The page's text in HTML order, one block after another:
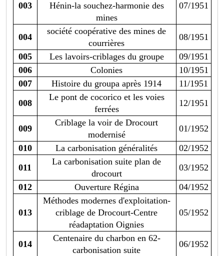
003
Hénin-la souchez-harmonie des
mines
07/1951
004
société coopérative des mines de
courrières
08/1951
005
Les lavoirs-criblages du groupe
09/1951
006
Colonies
10/1951
007
Histoire du groupa après 1914
11/1951
008
Le pont de cocorico et les voies
ferrées
12/1951
009
Criblage la voir de Drocourt
modernisé
01/1952
010
La carbonisation généralités
02/1952
011
La carbonisation suite plan de
drocourt
03/1952
012
Ouverture Régina 04/1952
013
Méthodes modernes d'exploitation-
criblage de Drocourt-Centre
réadaptation Oignies
05/1952
014
Centenaire du charbon en 62-
carbonisation suite
06/1952